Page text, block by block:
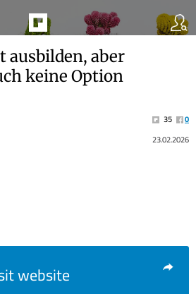
ausbilden, aber
keine Option
35
0
23.02.2026
website